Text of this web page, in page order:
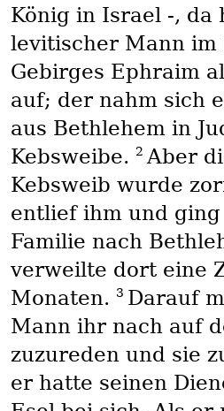
König in Israel -, da
levitischer Mann im
Gebirges Ephraim
auf; der nahm sich
aus Bethlehem in
Kebsweibe. 2 Aber
Kebsweib wurde
entlief ihm und
Familie nach
verweilte dort eine
Monaten. 3 Darauf
Mann ihr nach auf
zuzureden und sie
er hatte seinen